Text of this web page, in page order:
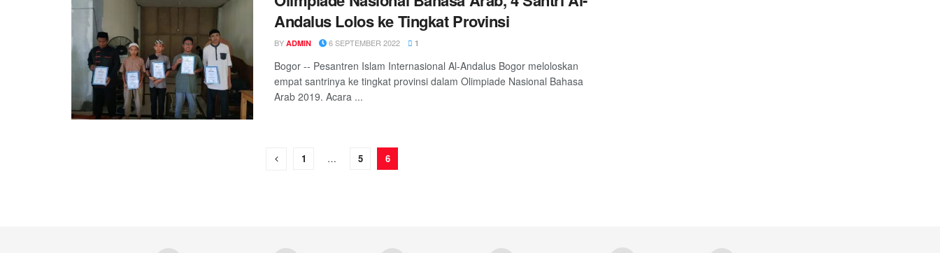
Andalus Lolos ke Tingkat Provinsi
BY ADMIN 6 SEPTEMBER 2022 1
Bogor -- Pesantren Islam Internasional Al-Andalus Bogor meloloskan
empat santrinya ke tingkat provinsi dalam Olimpiade Nasional Bahasa
Arab 2019. Acara ...
1 … 5 6